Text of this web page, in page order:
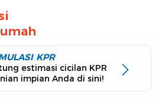
KPR
estimasi cicilan KPR
impian Anda di sini!